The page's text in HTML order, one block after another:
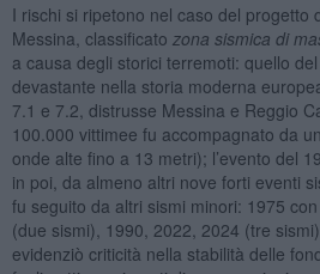
I rischi si ripetono nel caso del progetto
Messina, classificato zona sismica di
a causa degli storici terremoti: quello
devastante nella storia moderna
7.1 e 7.2, distrusse Messina e Reggio
100.000 vittimee fu accompagnato da
onde alte fino a 13 metri); l’evento del
in poi, da almeno altri nove forti eventi
fu seguito da altri sismi minori: 1975
(due sismi), 1990, 2022, 2024 (tre
evidenziò criticità nella stabilità delle